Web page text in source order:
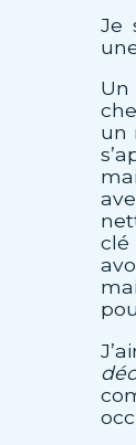
Je
un
clé